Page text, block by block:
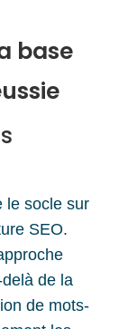
base
le socle sur
SEO.
de la
de mots-